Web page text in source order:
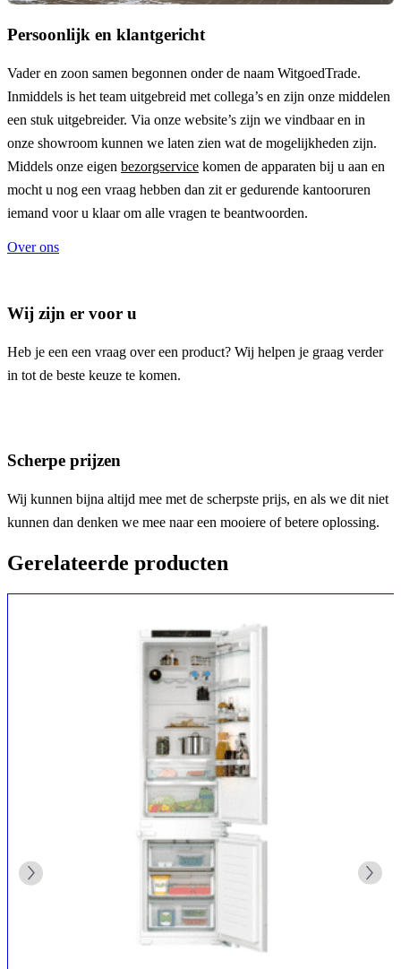
Persoonlijk en klantgericht
Vader en zoon samen begonnen onder de naam WitgoedTrade.
Inmiddels is het team uitgebreid met collega’s en zijn onze middelen
een stuk uitgebreider. Via onze website’s zijn we vindbaar en in
onze showroom kunnen we laten zien wat de mogelijkheden zijn.
Middels onze eigen bezorgservice komen de apparaten bij u aan en
mocht u nog een vraag hebben dan zit er gedurende kantooruren
iemand voor u klaar om alle vragen te beantwoorden.
Over ons
Wij zijn er voor u
Heb je een een vraag over een product? Wij helpen je graag verder
in tot de beste keuze te komen.
Scherpe prijzen
Wij kunnen bijna altijd mee met de scherpste prijs, en als we dit niet
kunnen dan denken we mee naar een mooiere of betere oplossing.
Gerelateerde producten